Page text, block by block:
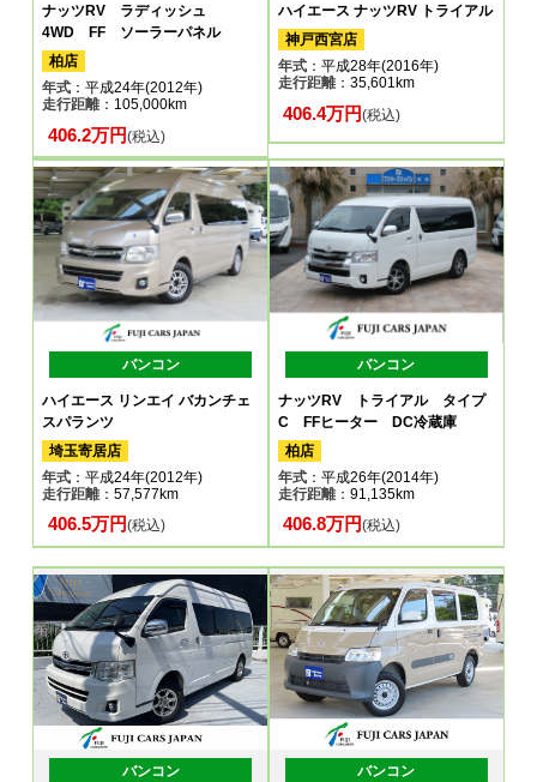
ナッツRV ラディッシュ
4WD FF ソーラーパネル
柏店
年式 ：平成24年(2012年)
走行距離：105,000km
406.2万円(税込)
ハイエース ナッツRV トライアル
神戸西宮店
年式：平成28年(2016年)
走行距離：35,601km
406.4万円(税込)
バンコン
ハイエース リンエイ バカンチェ
スパランツ
埼玉寄居店
年式 ：平成24年(2012年)
走行距離：57,577km
406.5万円(税込)
バンコン
ナッツRV トライアル タイプ
C FFヒーター DC冷蔵庫
柏店
年式：平成26年(2014年)
走行距離：91,135km
406.8万円(税込)
バンコン バンコン